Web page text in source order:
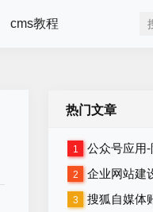
cms教程
热门文章
1 公众号应用-阶
2 企业网站建
3 搜狐自媒体